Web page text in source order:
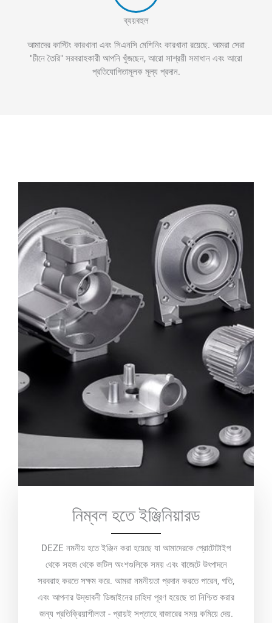
ব্যয়বহুল
আমাদের কাস্টিং কারখানা এবং সিএনসি মেশিনিং কারখানা রয়েছে. আমরা সেরা
"চীনে তৈরি" সরবরাহকারী আপনি খুঁজছেন, আরো সাশ্রয়ী সমাধান এবং আরো
প্রতিযোগিতামূলক মূল্য প্রদান.
নিম্বল হতে ইঞ্জিনিয়ারড
DEZE নমনীয় হতে ইঞ্জিন করা হয়েছে যা আমাদেরকে প্রোটোটাইপ
থেকে সহজ থেকে জটিল অংশগুলিকে সময় এবং বাজেটে উৎপাদনে
সরবরাহ করতে সক্ষম করে. আমরা নমনীয়তা প্রদান করতে পারেন, গতি,
এবং আপনার উদ্ভাবনী ডিজাইনের চাহিদা পূরণ হয়েছে তা নিশ্চিত করার
জন্য প্রতিক্রিয়াশীলতা - প্রায়ই সপ্তাহে বাজারের সময় কমিয়ে দেয়.